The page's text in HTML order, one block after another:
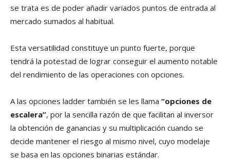
se trata es de poder añadir variados puntos de entrada al
mercado sumados al habitual.
Esta versatilidad constituye un punto fuerte, porque
tendrá la potestad de lograr conseguir el aumento notable
del rendimiento de las operaciones con opciones.
A las opciones ladder también se les llama “opciones de
escalera”, por la sencilla razón de que facilitan al inversor
la obtención de ganancias y su multiplicación cuando se
decide mantener el riesgo al mismo nivel, cuyo modelaje
se basa en las opciones binarias estándar.